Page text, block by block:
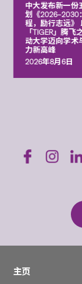
中大发布新一份
划《2026‒2030
程，励行志远》
「TIGER」腾飞
动大学迈向学术
力新高峰
2026年8月6日
主页